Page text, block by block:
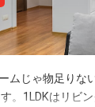
ムじゃ物足りな
。1LDKはリビ